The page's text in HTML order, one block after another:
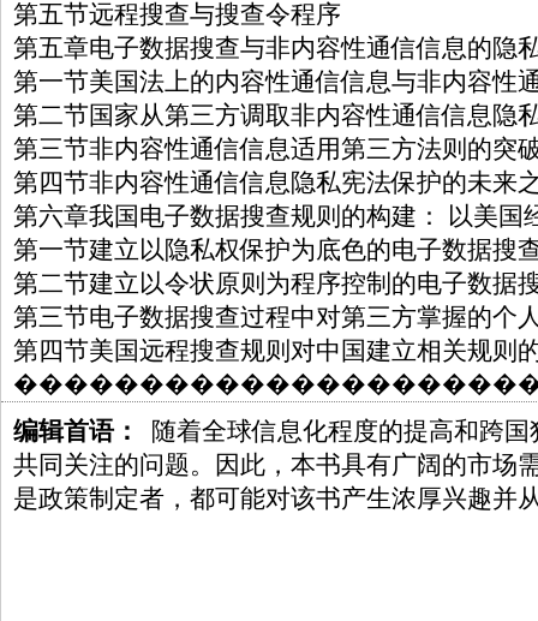
第五节远程搜查与搜查令程序
第五章电子数据搜查与非内容性通信信息
第一节美国法上的内容性通信信息与非内容性
第二节国家从第三方调取非内容性通信信息隐
第三节非内容性通信信息适用第三方法则的突
第四节非内容性通信信息隐私宪法保护的未来
第六章我国电子数据搜查规则的构建： 以美国
第一节建立以隐私权保护为底色的电子数据搜
第二节建立以令状原则为程序控制的电子数据
第三节电子数据搜查过程中对第三方掌握的个
第四节美国远程搜查规则对中国建立相关规则
编辑首语：
随着全球信息化程度的提高和跨
共同关注的问题。因此，本书具有广阔的市场
是政策制定者，都可能对该书产生浓厚兴趣并